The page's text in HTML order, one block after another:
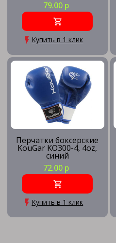
79.00 р
Купить в 1 клик
Перчатки боксерские
KouGar KO300-4, 4oz,
синий
72.00 р
Купить в 1 клик